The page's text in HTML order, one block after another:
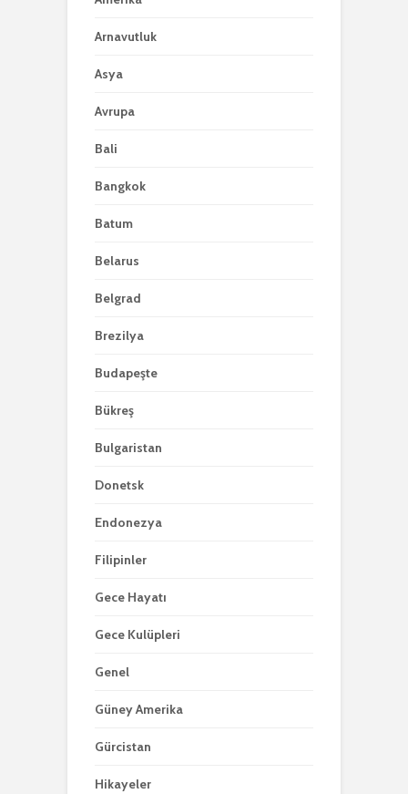
Arnavutluk
Asya
Avrupa
Bali
Bangkok
Batum
Belarus
Belgrad
Brezilya
Budapeşte
Bükreş
Bulgaristan
Donetsk
Endonezya
Filipinler
Gece Hayatı
Gece Kulüpleri
Genel
Güney Amerika
Gürcistan
Hikayeler